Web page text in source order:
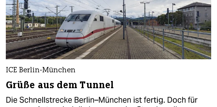
ICE Berlin-München
Grüße aus dem Tunnel
Die Schnellstrecke Berlin–München ist fertig. Doch für